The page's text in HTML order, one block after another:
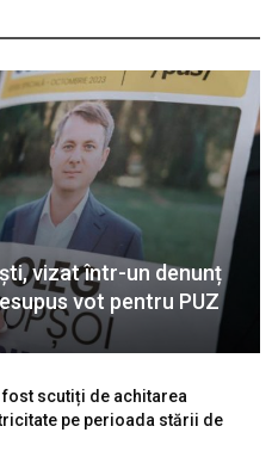
vizat într-un denunț
vot pentru PUZ
scutiți de achitarea
pe perioada stării de